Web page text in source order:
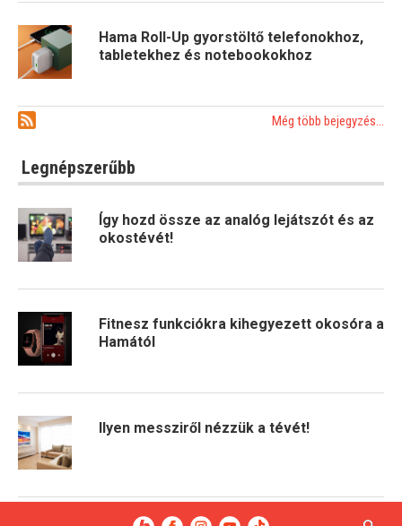
Hama Roll-Up gyorstöltő telefonokhoz,
tabletekhez és notebookokhoz
Még több bejegyzés...
Legnépszerűbb
Így hozd össze az analóg lejátszót és az
okostévét!
Fitnesz funkciókra kihegyezett okosóra a
Hamától
Ilyen messziről nézzük a tévét!